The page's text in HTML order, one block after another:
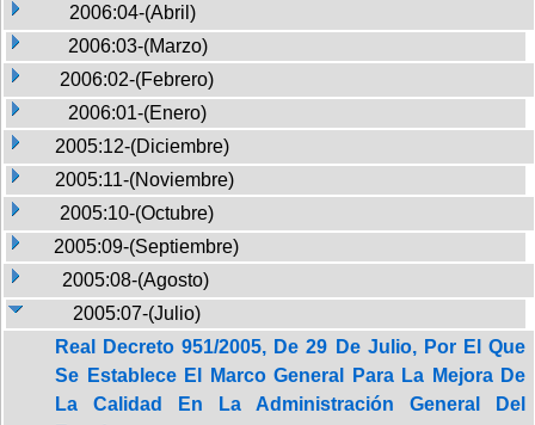
2006:04-(Abril)
2006:03-(Marzo)
2006:02-(Febrero)
2006:01-(Enero)
2005:12-(Diciembre)
2005:11-(Noviembre)
2005:10-(Octubre)
2005:09-(Septiembre)
2005:08-(Agosto)
2005:07-(Julio)
Real Decreto 951/2005, De 29 De Julio, Por El Que
Se Establece El Marco General Para La Mejora De
La Calidad En La Administración General Del